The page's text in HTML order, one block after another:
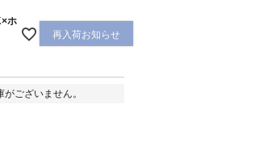
ホ
再入荷お知らせ
ございません。